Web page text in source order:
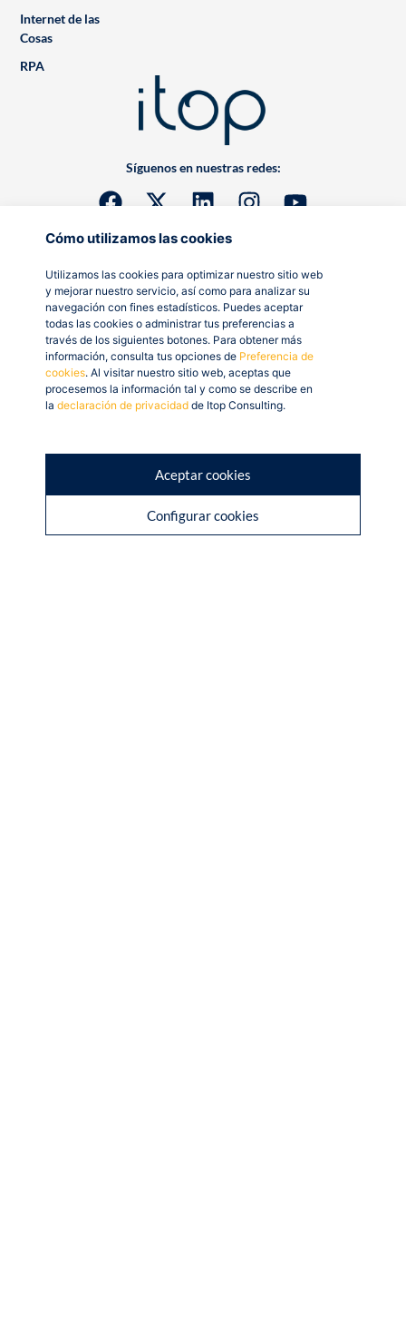
Cómo utilizamos las cookies
Utilizamos las cookies para optimizar nuestro sitio web
y mejorar nuestro servicio, así como para analizar su
navegación con fines estadísticos. Puedes aceptar
todas las cookies o administrar tus preferencias a
través de los siguientes botones. Para obtener más
información, consulta tus opciones de Preferencia de
cookies. Al visitar nuestro sitio web, aceptas que
procesemos la información tal y como se describe en
la declaración de privacidad de Itop Consulting.
Aceptar cookies
Configurar cookies
Síguenos en nuestras redes:
Internet de las
Cosas
RPA